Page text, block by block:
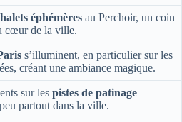
éphémères au Perchoir, un coin
cœur de la ville.
s’illuminent, en particulier sur les
créant une ambiance magique.
sur les pistes de patinage
partout dans la ville.